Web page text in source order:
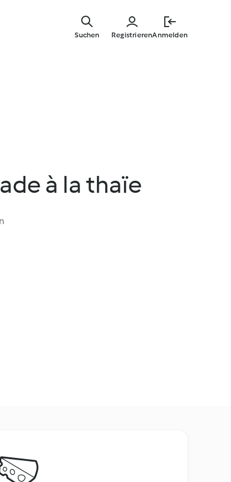
RegistrierenAnmelden
Suchen
à la thaïe